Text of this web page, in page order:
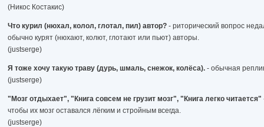
(Никос Костакис)
Что курил (нюхал, колол, глотал, пил) автор? - риторический вопрос
обычно курят (нюхают, колют, глотают или пьют) авторы.
(justserge)
Я тоже хочу такую траву (дурь, шмаль, снежок, колёса). - обычная
(justserge)
"Мозг отдыхает", "Книга совсем не грузит мозг", "Книга легко читается"
чтобы их мозг оставался лёгким и стройным всегда.
(justserge)